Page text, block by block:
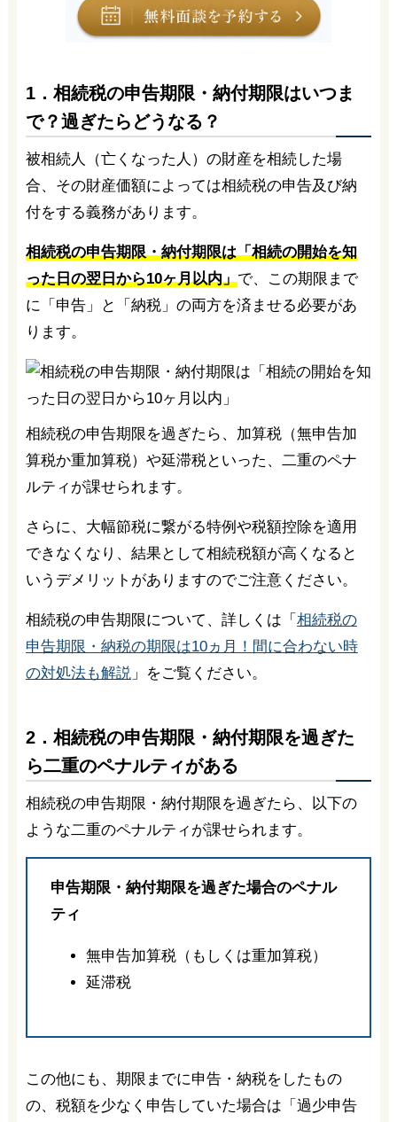
1．相続税の申告期限・納付期限はいつま
で？過ぎたらどうなる？
被相続人（亡くなった人）の財産を相続した場
合、その財産価額によっては相続税の申告及び納
付をする義務があります。
相続税の申告期限・納付期限は「相続の開始を知
った日の翌日から10ヶ月以内」で、この期限まで
に「申告」と「納税」の両方を済ませる必要があ
ります。
相続税の申告期限を過ぎたら、加算税（無申告加
算税か重加算税）や延滞税といった、二重のペナ
ルティが課せられます。
さらに、大幅節税に繋がる特例や税額控除を適用
できなくなり、結果として相続税額が高くなると
いうデメリットがありますのでご注意ください。
相続税の申告期限について、詳しくは「 相続税の
申告期限・納税の期限は10ヵ月！間に合わない時
の対処法も解説 」をご覧ください。
2．相続税の申告期限・納付期限を過ぎた
ら二重のペナルティがある
相続税の申告期限・納付期限を過ぎたら、以下の
ような二重のペナルティが課せられます。
申告期限・納付期限を過ぎた場合のペナル
ティ
無申告加算税（もしくは重加算税）
延滞税
この他にも、期限までに申告・納税をしたもの
の、税額を少なく申告していた場合は「過少申告